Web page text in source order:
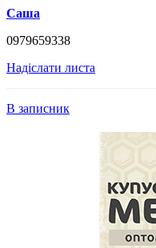
Саша
0979659338
Надіслати листа
В записник